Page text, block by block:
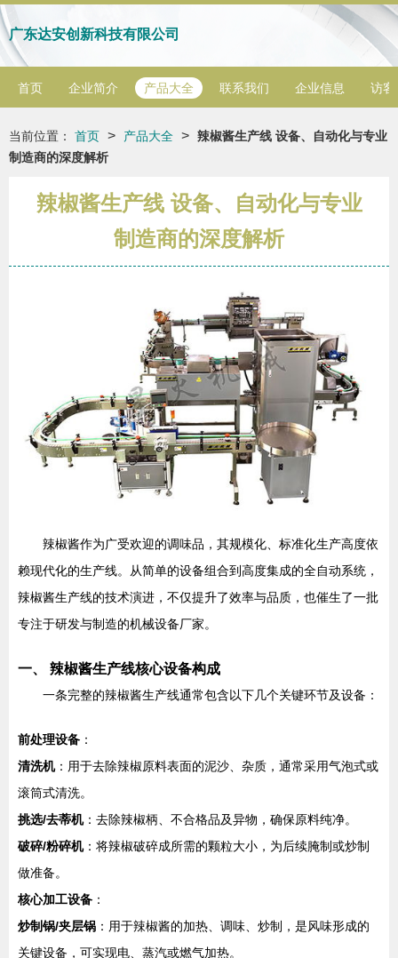
广东达安创新科技有限公司
首页 企业简介 产品大全 联系我们 企业信息 访客
当前位置： 首页 > 产品大全 > 辣椒酱生产线 设备、自动化与专业
制造商的深度解析
辣椒酱生产线 设备、自动化与专业
制造商的深度解析
辣椒酱作为广受欢迎的调味品，其规模化、标准化生产高度依
赖现代化的生产线。从简单的设备组合到高度集成的全自动系统，
辣椒酱生产线的技术演进，不仅提升了效率与品质，也催生了一批
专注于研发与制造的机械设备厂家。
一、 辣椒酱生产线核心设备构成
一条完整的辣椒酱生产线通常包含以下几个关键环节及设备：
前处理设备 ：
清洗机：用于去除辣椒原料表面的泥沙、杂质，通常采用气泡式或
滚筒式清洗。
挑选/去蒂机：去除辣椒柄、不合格品及异物，确保原料纯净。
破碎/粉碎机：将辣椒破碎成所需的颗粒大小，为后续腌制或炒制
做准备。
核心加工设备 ：
炒制锅/夹层锅 ：用于辣椒酱的加热、调味、炒制，是风味形成的
关键设备，可实现电、蒸汽或燃气加热。